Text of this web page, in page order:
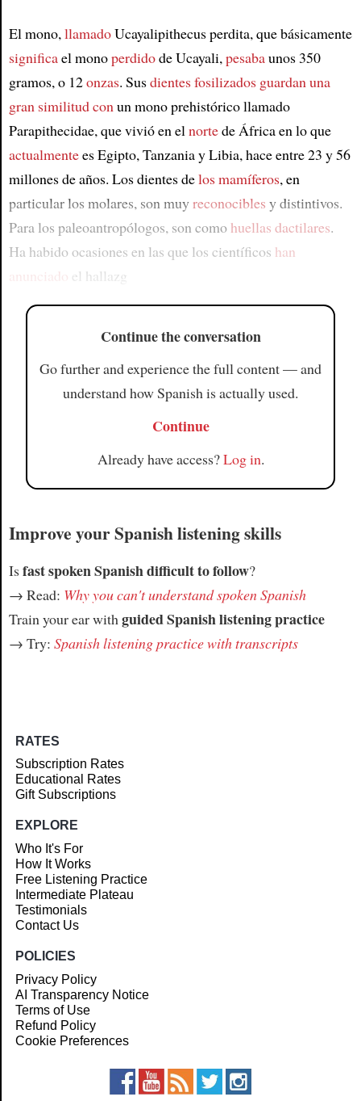
El mono, llamadoUcayalipithecus perdita, que básicamente
significael monoperdidode Ucayali, pesabaunos 350
gramos, o 12onzas. Susdientes fosilizados guardan una
gran similitud con un mono prehistórico llamado
Parapithecidae, que vivió en el nortede África en lo que
actualmentees Egipto, Tanzania y Libia, hace entre 23 y 56
millones de años. Los dientes delos mamíferos, en
particular los molares, son muyreconocibles y distintivos.
Para los paleoantropólogos, son comohuellas dactilares.
Ha habido ocasiones en las que los científicos han
anunciado
el hallazg
Continue the conversation
Go further and experience the full content — and
understand how Spanish is actually used.
Continue
Already have access?Log in.
Improve your Spanish listening skills
Isfast spoken Spanish difficult to follow?
→ Read: Why you can't understand spoken Spanish
Train your ear withguided Spanish listening practice
→ Try: Spanish listening practice with transcripts
RATES
Subscription Rates
Educational Rates
Gift Subscriptions
EXPLORE
Who It's For
How It Works
Free Listening Practice
Intermediate Plateau
Testimonials
Contact Us
POLICIES
Privacy Policy
AI Transparency Notice
Terms of Use
Refund Policy
Cookie Preferences